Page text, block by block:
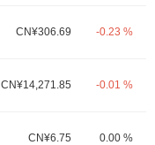
CN¥306.69 -0.23 %
CN¥14,271.85 -0.01 %
CN¥6.75 0.00 %